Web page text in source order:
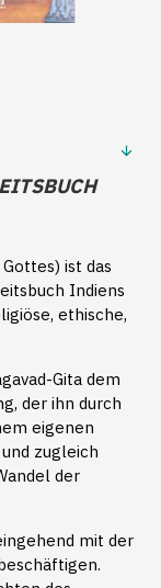
ist das
Indiens
ethische,
Gita dem
der ihn durch
eigenen
zugleich
der
mit der